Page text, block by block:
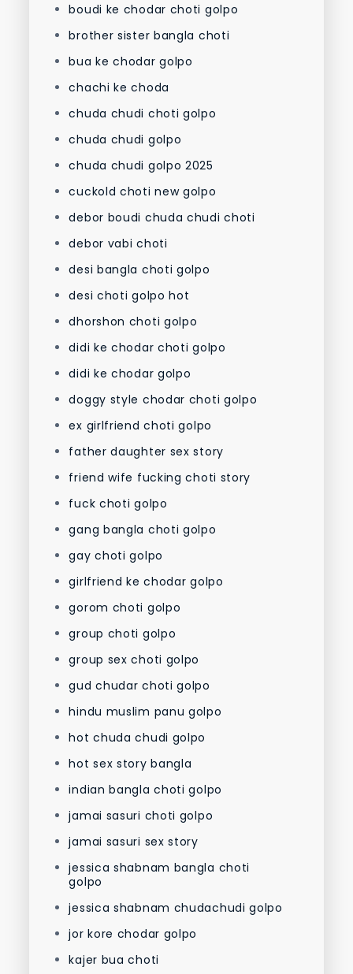
boudi ke chodar choti golpo
brother sister bangla choti
bua ke chodar golpo
chachi ke choda
chuda chudi choti golpo
chuda chudi golpo
chuda chudi golpo 2025
cuckold choti new golpo
debor boudi chuda chudi choti
debor vabi choti
desi bangla choti golpo
desi choti golpo hot
dhorshon choti golpo
didi ke chodar choti golpo
didi ke chodar golpo
doggy style chodar choti golpo
ex girlfriend choti golpo
father daughter sex story
friend wife fucking choti story
fuck choti golpo
gang bangla choti golpo
gay choti golpo
girlfriend ke chodar golpo
gorom choti golpo
group choti golpo
group sex choti golpo
gud chudar choti golpo
hindu muslim panu golpo
hot chuda chudi golpo
hot sex story bangla
indian bangla choti golpo
jamai sasuri choti golpo
jamai sasuri sex story
jessica shabnam bangla choti
golpo
jessica shabnam chudachudi golpo
jor kore chodar golpo
kajer bua choti